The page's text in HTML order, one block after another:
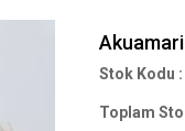
Toplam